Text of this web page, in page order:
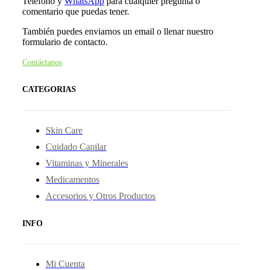
comentario que puedas tener.
También puedes enviarnos un email o llenar nuestro
formulario de contacto.
Contáctanos
CATEGORIAS
Skin Care
Cuidado Capilar
Vitaminas y Minerales
Medicamentos
Accesorios y Otros Productos
INFO
Mi Cuenta